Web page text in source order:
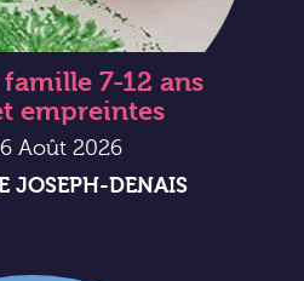
7-12 ans
empreintes
Août 2026
JOSEPH-DENAIS